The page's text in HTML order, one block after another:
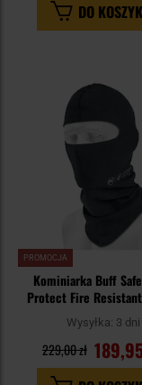
DO
PROMOCJA
Kominiarka Buff
Protect Fire
Paris Blue
Wysyłka: 3 dni
229,00 zł